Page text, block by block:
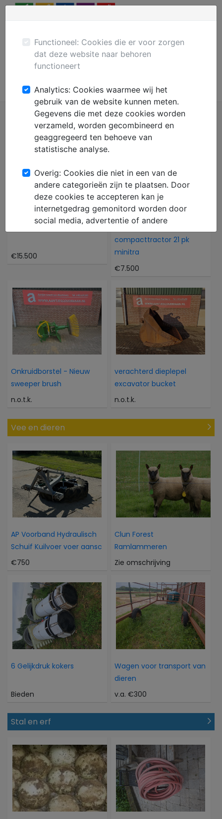
Plaats gratis advertentie
Mechanisatie
€15.500
compacttractor 21 pk
minitra
€7.500
Onkruidborstel - Nieuw
sweeper brush
n.o.t.k.
verachterd dieplepel
excavator bucket
n.o.t.k.
Vee en dieren
AP Voorband Hydraulisch
Schuif Kuilvoer voer aansc
€750
Clun Forest
Ramlammeren
Zie omschrijving
6 Gelijkdruk kokers
Bieden
Wagen voor transport van
dieren
v.a. €300
Stal en erf